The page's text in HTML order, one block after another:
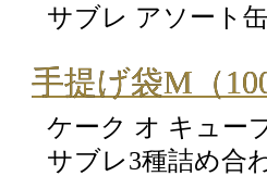
サブレ アソート缶
手提げ袋M（
ケーク オ キュー
サブレ3種詰め合